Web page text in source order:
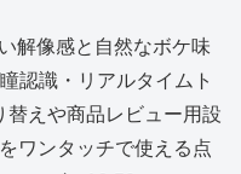
解像感と自然なボケ味
認識・リアルタイムト
替えや商品レビュー用設
ワンタッチで使える点